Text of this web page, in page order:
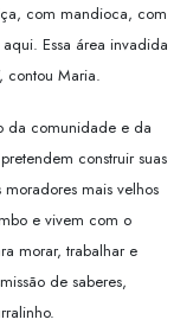
com mandioca, com
Essa área invadida
contou Maria.
da comunidade e da
construir suas
mais velhos
e vivem com o
morar, trabalhar e
de saberes,